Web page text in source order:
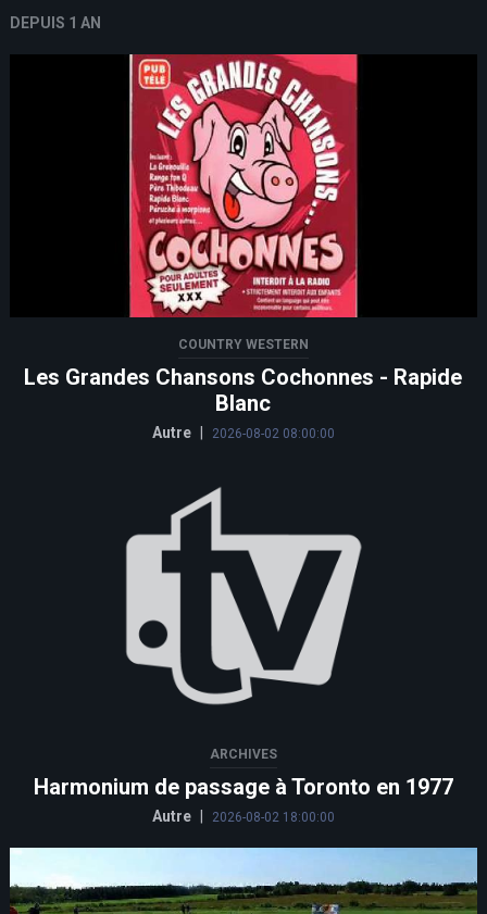
DEPUIS 1 AN
COUNTRY WESTERN
Les Grandes Chansons Cochonnes - Rapide
Blanc
Autre 2026-08-02 08:00:00
ARCHIVES
Harmonium de passage à Toronto en 1977
Autre 2026-08-02 18:00:00